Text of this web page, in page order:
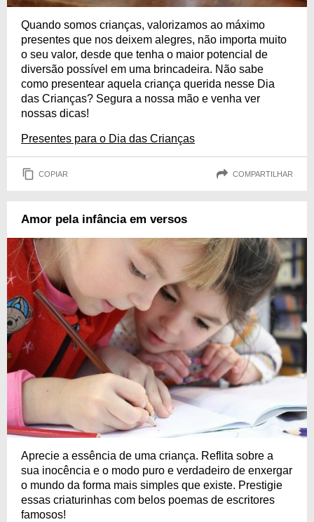
Quando somos crianças, valorizamos ao máximo
presentes que nos deixem alegres, não importa muito
o seu valor, desde que tenha o maior potencial de
diversão possível em uma brincadeira. Não sabe
como presentear aquela criança querida nesse Dia
das Crianças? Segura a nossa mão e venha ver
nossas dicas!
Presentes para o Dia das Crianças
COPIAR COMPARTILHAR
Amor pela infância em versos
Aprecie a essência de uma criança. Reflita sobre a
sua inocência e o modo puro e verdadeiro de enxergar
o mundo da forma mais simples que existe. Prestigie
essas criaturinhas com belos poemas de escritores
famosos!